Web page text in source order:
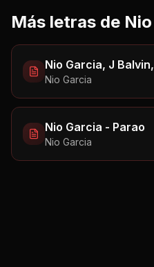
Más letras de
Nio Garcia
Nio Garcia - Parao
Nio Garcia